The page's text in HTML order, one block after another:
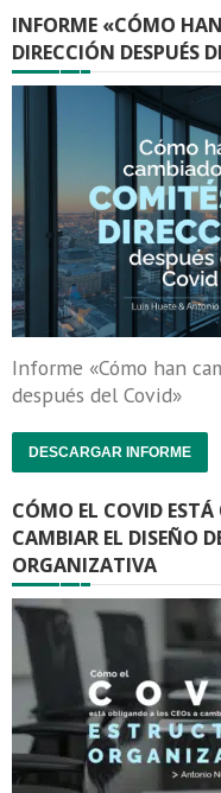
INFORME «CÓMO
DIRECCIÓN DESPUÉS
Informe «Cómo han
después del Covid»
DESCARGAR INFORME
CÓMO EL COVID
CAMBIAR EL DISEÑO
ORGANIZATIVA